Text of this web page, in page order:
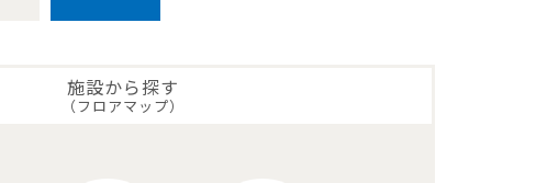
施設から探す
（フロアマップ）